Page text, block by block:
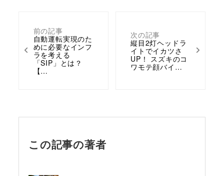
前の記事
自動運転実現のた
めに必要なインフ
ラを考える
「SIP」とは？
【…
次の記事
縦目2灯ヘッドラ
イトでイカツさ
UP！ スズキのコ
ワモテ顔バイ…
この記事の著者